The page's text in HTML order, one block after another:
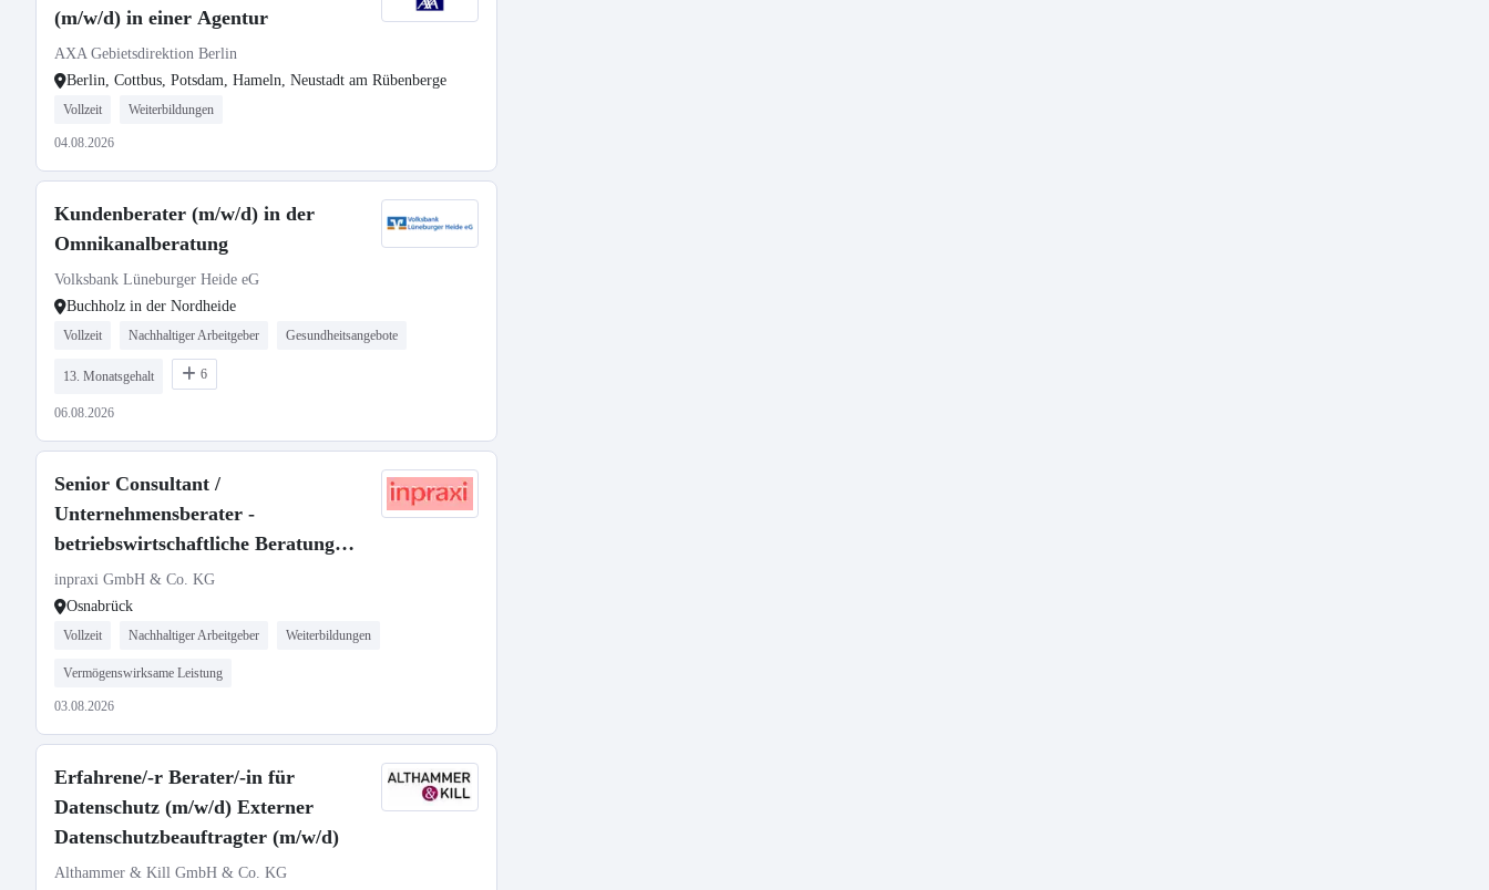
(m/w/d) in einer Agentur
AXA Gebietsdirektion Berlin
Berlin, Cottbus, Potsdam, Hameln, Neustadt am Rübenberge
Vollzeit Weiterbildungen
04.08.2026
Kundenberater (m/w/d) in der
Omnikanalberatung
Volksbank Lüneburger Heide eG
Buchholz in der Nordheide
Vollzeit Nachhaltiger Arbeitgeber Gesundheitsangebote
13. Monatsgehalt 6
06.08.2026
Senior Consultant /
Unternehmensberater -
betriebswirtschaftliche Beratung
(m/w/d)
inpraxi GmbH & Co. KG
Osnabrück
Vollzeit Nachhaltiger Arbeitgeber Weiterbildungen
Vermögenswirksame Leistung
03.08.2026
Erfahrene/-r Berater/-in für
Datenschutz (m/w/d) Externer
Datenschutzbeauftragter (m/w/d)
Althammer & Kill GmbH & Co. KG